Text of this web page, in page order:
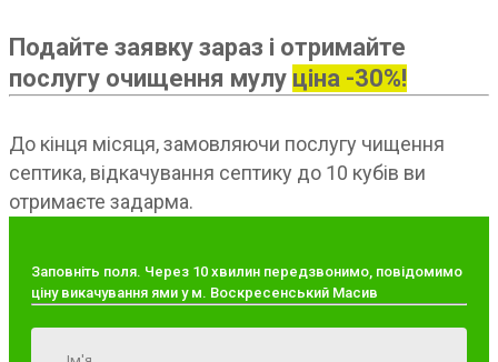
Подайте заявку зараз і отримайте
послугу очищення мулу ціна -30%!
До кінця місяця, замовляючи послугу чищення
септика, відкачування септику до 10 кубів ви
отримаєте задарма.
Заповніть поля. Через 10 хвилин передзвонимо, повідомимо
ціну викачування ями у м. Воскресенський Масив